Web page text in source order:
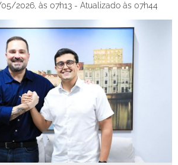
2026, às 07h13 - Atualizado às 07h44